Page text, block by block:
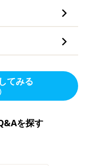
てみる
を探す